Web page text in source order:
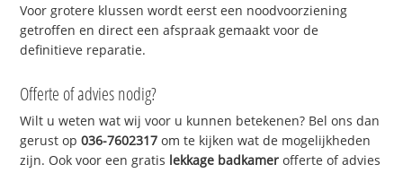
Voor grotere klussen wordt eerst een noodvoorziening
getroffen en direct een afspraak gemaakt voor de
definitieve reparatie.
Offerte of advies nodig?
Wilt u weten wat wij voor u kunnen betekenen? Bel ons dan
gerust op036-7602317 om te kijken wat de mogelijkheden
zijn. Ook voor een gratis lekkage badkamer offerte of advies